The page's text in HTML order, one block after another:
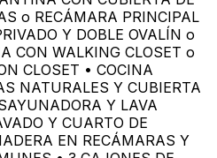
o RECÁMARA PRINCIPAL
Y DOBLE OVALÍN o
CON WALKING CLOSET o
CLOSET • COCINA
NATURALES Y CUBIERTA
Y LAVA
Y CUARTO DE
EN RECÁMARAS Y